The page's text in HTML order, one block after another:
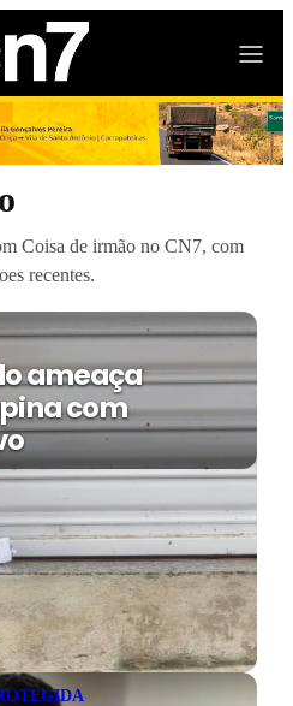
Coisa de irmão no CN7, com
recentes.
ameaça
com